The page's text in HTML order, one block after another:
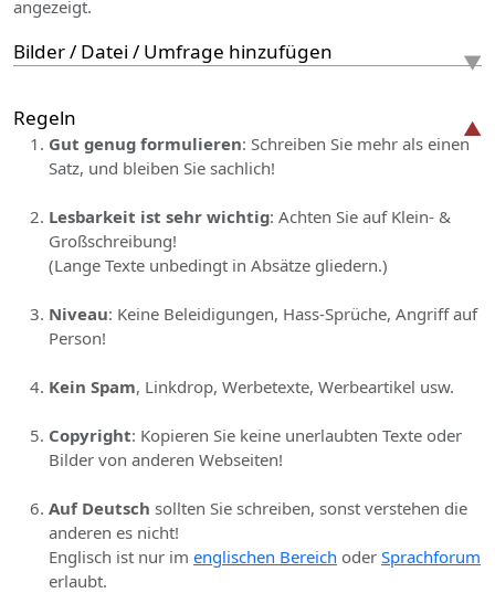
angezeigt.
Bilder / Datei / Umfrage hinzufügen
Regeln
Gut genug formulieren: Schreiben Sie mehr als einen
Satz, und bleiben Sie sachlich!
Lesbarkeit ist sehr wichtig: Achten Sie auf Klein- &
Großschreibung!
(Lange Texte unbedingt in Absätze gliedern.)
Niveau: Keine Beleidigungen, Hass-Sprüche, Angriff auf
Person!
Kein Spam, Linkdrop, Werbetexte, Werbeartikel usw.
Copyright: Kopieren Sie keine unerlaubten Texte oder
Bilder von anderen Webseiten!
Auf Deutsch sollten Sie schreiben, sonst verstehen die
anderen es nicht!
Englisch ist nur im englischen Bereich oder Sprachforum
erlaubt.